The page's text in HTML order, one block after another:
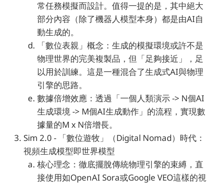
常任務模擬而設計。值得一提的是，其中絕大
部分內容（除了機器人模型本身）都是由AI自
動生成的。
「數位表親」概念：生成的模擬環境或許不是
物理世界的完美複製品，但「足夠接近」，足
以用於訓練。這是一種混合了生成式AI與物理
引擎的思路。
數據倍增效應：透過「一個人類演示 -> N個AI
生成環境 -> M個AI生成動作」的流程，實現數
據量的M x N倍增長。
Sim 2.0 - 「數位遊牧」（Digital Nomad）時代：
視頻生成模型即世界模型
核心理念：徹底擺脫傳統物理引擎的束縛，直
接使用如OpenAI Sora或Google VEO這樣的視